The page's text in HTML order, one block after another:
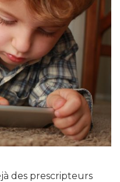
des prescripteurs